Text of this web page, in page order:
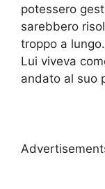
potessero
sarebbero
troppo a lungo.
Lui viveva
andato al suo